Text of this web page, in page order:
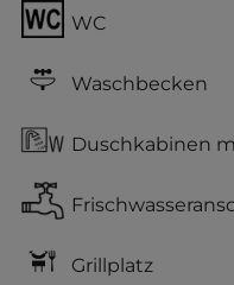
WC
Waschbecken
Duschkabinen
Grillplatz